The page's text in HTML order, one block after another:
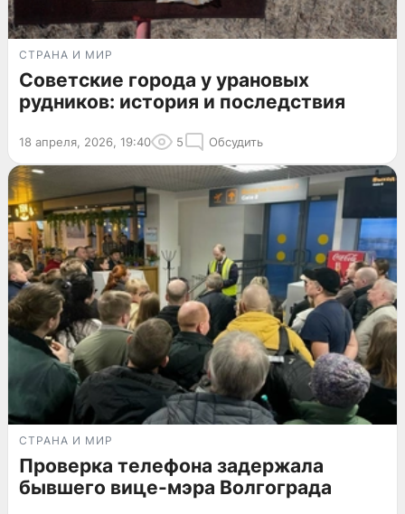
СТРАНА И МИР
Советские города у урановых
рудников: история и последствия
18 апреля, 2026, 19:40 5 Обсудить
СТРАНА И МИР
Проверка телефона задержала
бывшего вице-мэра Волгограда